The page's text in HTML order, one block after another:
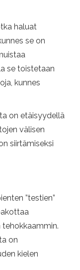
haluat
se on
se toistetaan
kunnes
on etäisyydellä
välisen
siirtämiseksi
”testien”
on
kielen